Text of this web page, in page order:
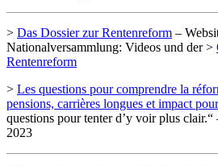
> Das Dossier zur Rentenreform –
Nationalversammlung: Videos und der >
Rentenreform
> Les questions pour comprendre la
pensions, carrières longues et impact
questions pour tenter d’y voir plus
2023